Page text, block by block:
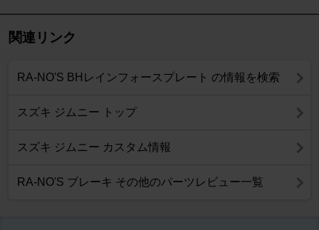
関連リンク
RA-NO'S BHレインフォースプレート の情報を検索
スズキ ジムニー トップ
スズキ ジムニー カスタム情報
RA-NO'S ブレーキ その他のパーツレビュー一覧